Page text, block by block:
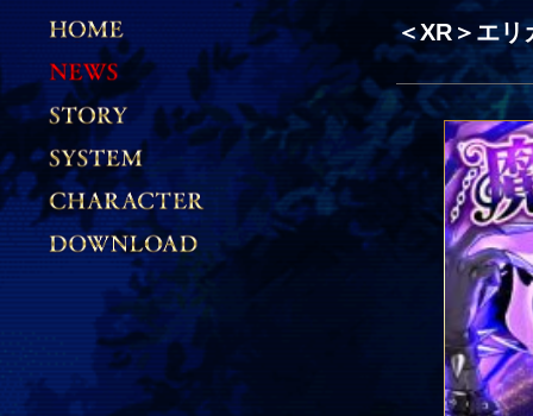
＜XR＞エリ